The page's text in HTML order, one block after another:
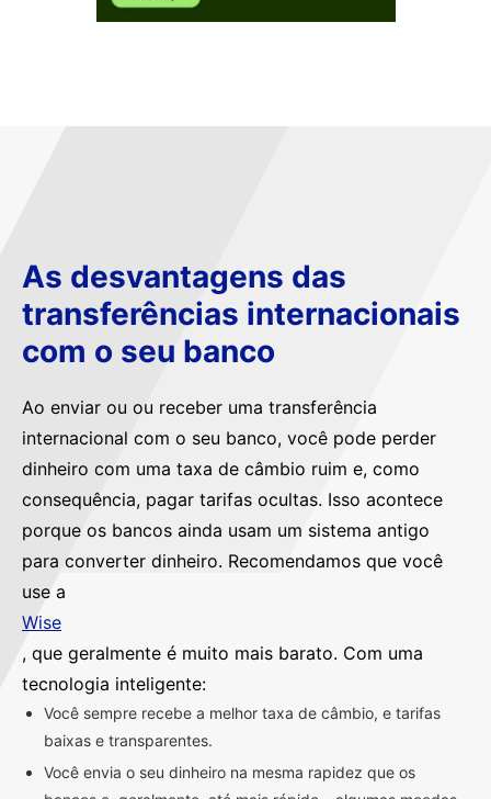
As desvantagens das
transferências internacionais
com o seu banco
Ao enviar ou ou receber uma transferência
internacional com o seu banco, você pode perder
dinheiro com uma taxa de câmbio ruim e, como
consequência, pagar tarifas ocultas. Isso acontece
porque os bancos ainda usam um sistema antigo
para converter dinheiro. Recomendamos que você
use a
Wise
, que geralmente é muito mais barato. Com uma
tecnologia inteligente:
Você sempre recebe a melhor taxa de câmbio, e tarifas
baixas e transparentes.
Você envia o seu dinheiro na mesma rapidez que os